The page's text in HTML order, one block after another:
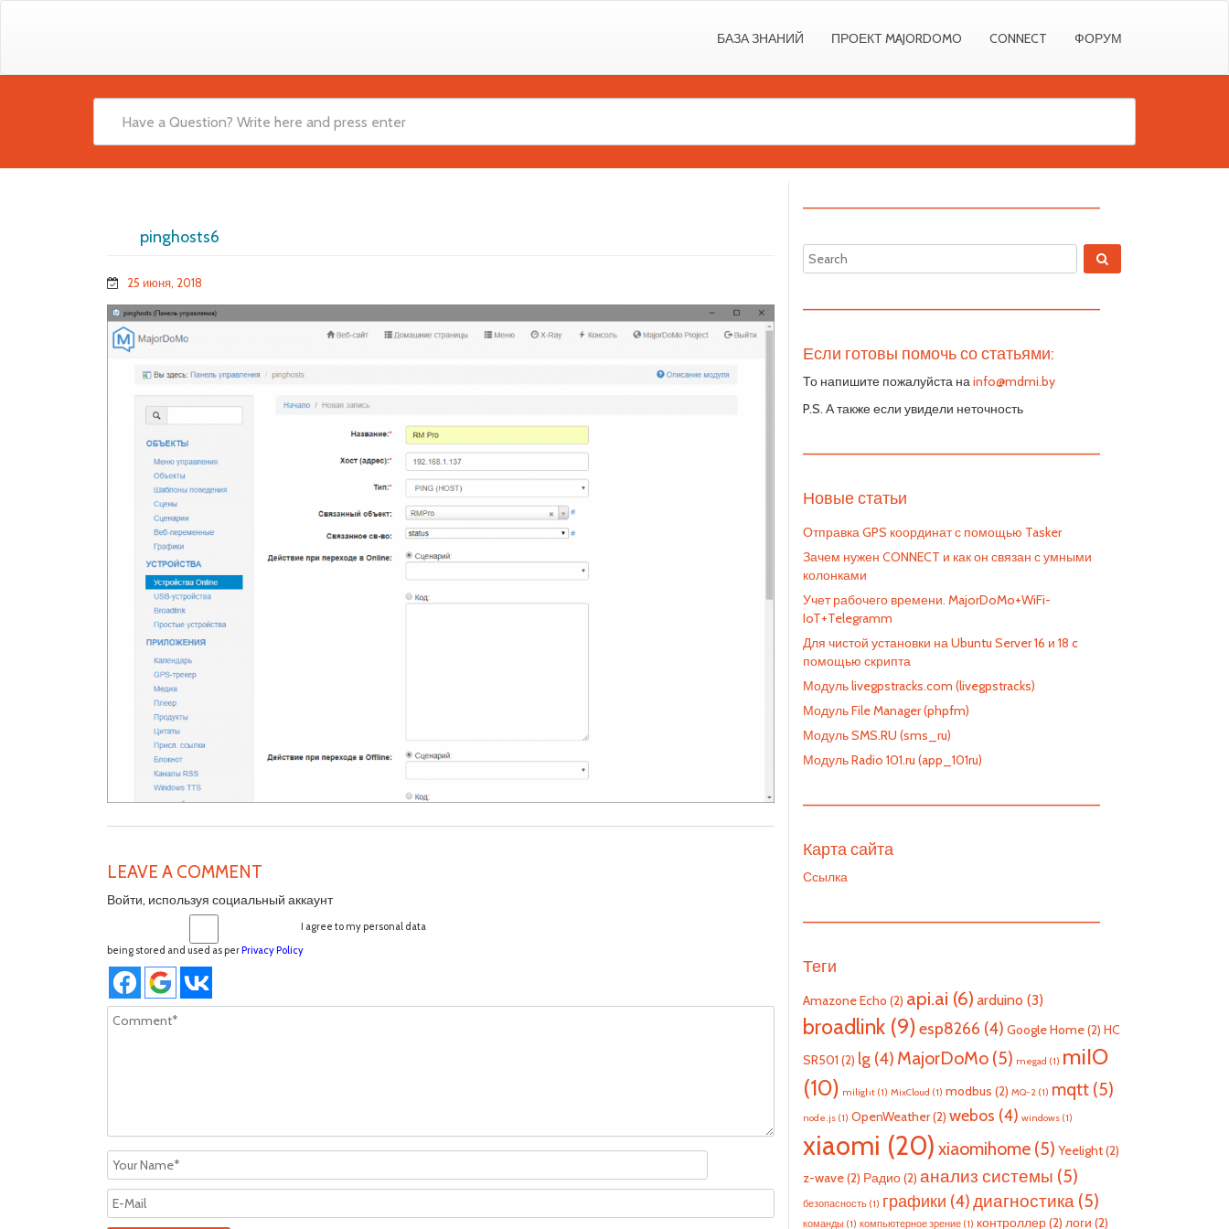
БАЗА ЗНАНИЙ ПРОЕКТ MAJORDOMO CONNECT ФОРУМ
pinghosts6
25 июня, 2018
LEAVE A COMMENT
Войти, используя социальный аккаунт
I agree to my personal data
being stored and used as perPrivacy Policy
—————————————————————————
—————————————————————————
Если готовы помочь со статьями:
То напишите пожалуйста наinfo@mdmi.by
P.S. А также если увидели неточность
—————————————————————————
Новые статьи
Отправка GPS координат с помощью Tasker
Зачем нужен CONNECT и как он связан с умными
колонками
Учет рабочего времени. MajorDoMo+WiFi-
IoT+Telegramm
Для чистой установки на Ubuntu Server 16 и 18 c
помощью скрипта
Модуль livegpstracks.com (livegpstracks)
Модуль File Manager (phpfm)
Модуль SMS.RU (sms_ru)
Модуль Radio 101.ru (app_101ru)
—————————————————————————
Карта сайта
Ссылка
—————————————————————————
Теги
Amazone Echo (2) api.ai (6) arduino (3)
broadlink (9)esp8266 (4) Google Home(2) HC
SR501 (2) lg (4) MajorDoMo (5) megad (1) miIO
(10) milight (1) MixCloud (1) modbus (2) MQ-2 (1) mqtt (5)
node.js (1) OpenWeather(2) webos (4) windows (1)
xiaomi (20) xiaomihome (5) Yeelight(2)
z-wave(2) Радио(2) анализ системы (5)
безопасность (1) графики (4)диагностика (5)
команды (1) компьютерное зрение (1) контроллер(2) логи (2)